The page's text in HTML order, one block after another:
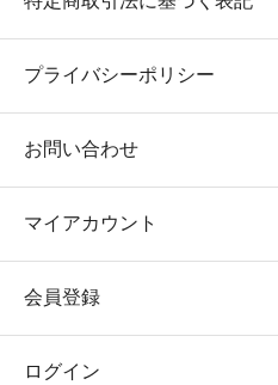
プライバシーポリシー
お問い合わせ
マイアカウント
会員登録
ログイン